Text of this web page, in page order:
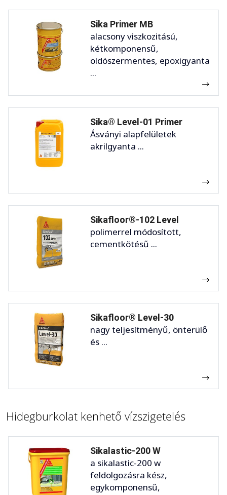
Sika Primer MB
alacsony viszkozitású,
kétkomponensű,
oldószermentes, epoxigyanta
...
Sika® Level-01 Primer
Ásványi alapfelületek
akrilgyanta ...
Sikafloor®-102 Level
polimerrel módosított,
cementkötésű ...
Sikafloor® Level-30
nagy teljesítményű, önterülő
és ...
Hidegburkolat kenhető vízszigetelés
Sikalastic-200 W
a sikalastic-200 w
feldolgozásra kész,
egykomponensű,